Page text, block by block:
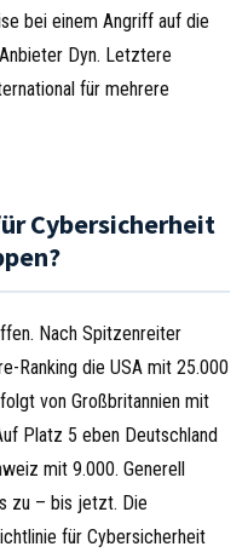
bei einem Angriff auf die
Dyn. Letztere
für mehrere
Cybersicherheit
Nach Spitzenreiter
Ranking die USA mit 25.000
von Großbritannien mit
Platz 5 eben Deutschland
mit 9.000. Generell
zu – bis jetzt. Die
für Cybersicherheit